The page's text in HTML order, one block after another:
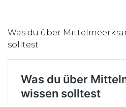
Was du über
solltest